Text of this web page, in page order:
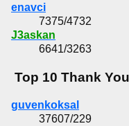
enavci
7375/4732
J3askan
6641/3263
Top 10 Thank
guvenkoksal
37607/229